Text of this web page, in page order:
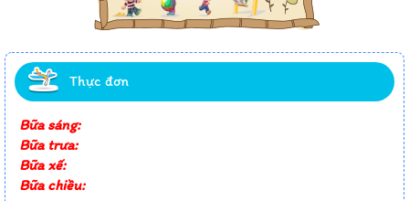
Thực đơn
Bữa sáng:
Bữa trưa:
Bữa xế:
Bữa chiều: